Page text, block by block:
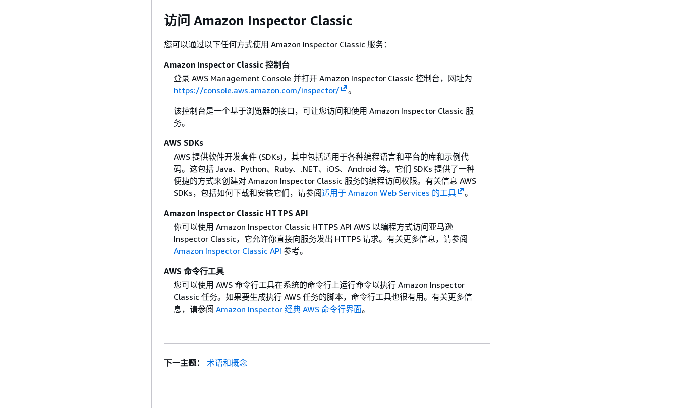
访问 Amazon Inspector Classic
您可以通过以下任何方式使用 Amazon Inspector Classic 服务：
Amazon Inspector Classic 控制台
登录 AWS Management Console 并打开 Amazon Inspector Classic 控制台，网址为
https://console.aws.amazon.com/inspector/
。
该控制台是一个基于浏览器的接口，可让您访问和使用 Amazon Inspector Classic 服
务。
AWS SDKs
AWS 提供软件开发套件 (SDKs)，其中包括适用于各种编程语言和平台的库和示例代
码。这包括 Java、Python、Ruby、.NET、iOS、Android 等。它们 SDKs 提供了一种
便捷的方式来创建对 Amazon Inspector Classic 服务的编程访问权限。有关信息 AWS
SDKs，包括如何下载和安装它们，请参阅适用于 Amazon Web Services 的工具
。
Amazon Inspector Classic HTTPS API
你可以使用 Amazon Inspector Classic HTTPS API AWS 以编程方式访问亚马逊
Inspector Classic，它允许你直接向服务发出 HTTPS 请求。有关更多信息，请参阅
Amazon Inspector Classic API 参考。
AWS 命令行工具
您可以使用 AWS 命令行工具在系统的命令行上运行命令以执行 Amazon Inspector
Classic 任务。如果要生成执行 AWS 任务的脚本，命令行工具也很有用。有关更多信
息，请参阅 Amazon Inspector 经典 AWS 命令行界面。
下一主题： 术语和概念